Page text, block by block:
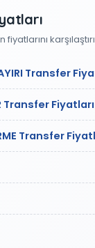
Transfer
Transfer Fiyatları
Transfer